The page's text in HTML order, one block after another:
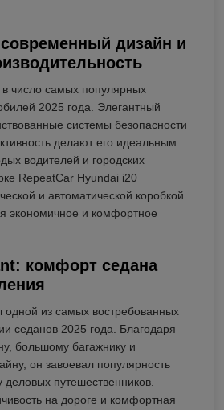
дизайн и
в число самых популярных
2025 года. Элегантный
системы безопасности
делают его идеальным
водителей и городских
RepeatCar Hyundai i20
и автоматической коробкой
экономичное и комфортное
комфорт седана
одной из самых востребованных
седанов 2025 года. Благодаря
большому багажнику и
он завоевал популярность
деловых путешественников.
на дороге и комфортная